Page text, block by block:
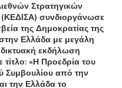
Στρατηγικών
συνδιοργάνωσε
της Δημοκρατίας της
Ελλάδα με μεγάλη
εκδήλωση
«Η Προεδρία του
Συμβουλίου από την
την Ελλάδα το